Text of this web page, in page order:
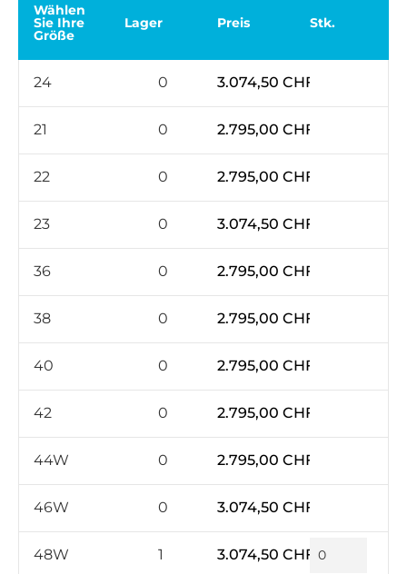
Wählen
Sie Ihre
Größe
Lager Preis Stk.
24 0 3.074,50 CHF*
21 0 2.795,00 CHF*
22 0 2.795,00 CHF*
23 0 3.074,50 CHF*
36 0 2.795,00 CHF*
38 0 2.795,00 CHF*
40 0 2.795,00 CHF*
42 0 2.795,00 CHF*
44W 0 2.795,00 CHF*
46W 0 3.074,50 CHF*
48W 1 3.074,50 CHF*